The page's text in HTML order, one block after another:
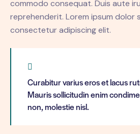
commodo consequat. Duis aute
reprehenderit. Lorem ipsum dolor
consectetur adipiscing elit.
Curabitur varius eros et lacus
Mauris sollicitudin enim
non, molestie nisl.